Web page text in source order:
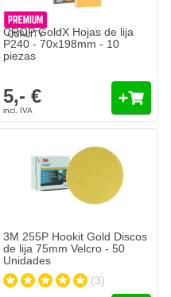
CROP GoldX Hojas de lija
P240 - 70x198mm - 10
piezas
5,- €
Se envía hoy
€
Cantidad
Añadir al
3M 255P Hookit Gold Discos
de lija 75mm Velcro - 50
Unidades
(3)